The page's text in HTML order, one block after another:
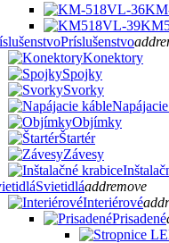
Príslušenstvoadd
Konektory
Spojky
Svorky
Objímky
Štartér
Závesy
Svietidláaddremove
Interiérovéadd
Prisadené